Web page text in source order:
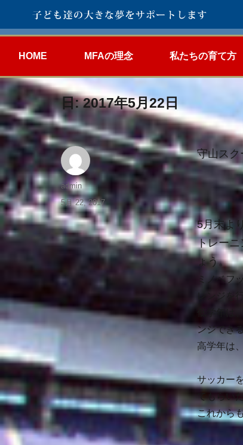
HOME MFAの理念 私たちの育て方
日:2017年5月22日
守山スク
5月末よ
トレーニ
ょう。
ミノベフ
レンジを
低学年は
ンジでき
高学年は
サッカー
てもらい
これから
admin
5月 22, 2017